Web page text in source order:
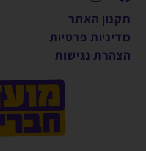
תקנון האתר
מדיניות פרטיות
הצהרת נגישות